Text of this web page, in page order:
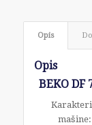
Opis
Opis
BEKO DF